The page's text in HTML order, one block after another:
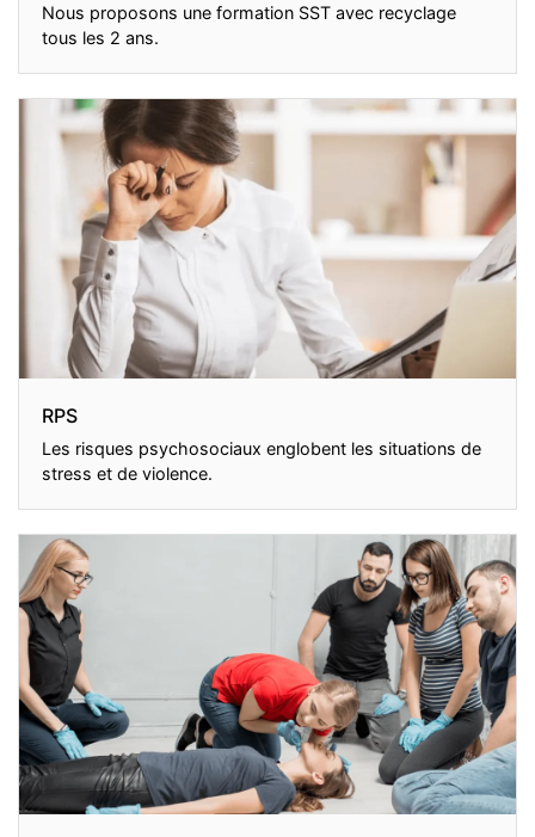
Nous proposons une formation SST avec recyclage
tous les 2 ans.
RPS
Les risques psychosociaux englobent les situations de
stress et de violence.